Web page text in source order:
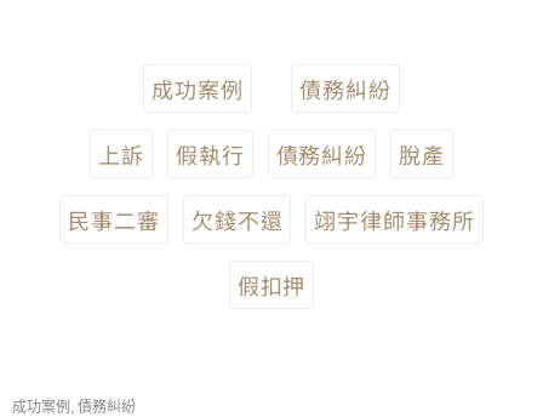
成功案例 債務糾紛
上訴 假執行 債務糾紛 脫產
民事二審 欠錢不還 翊宇律師事務所
假扣押
成功案例 債務糾紛